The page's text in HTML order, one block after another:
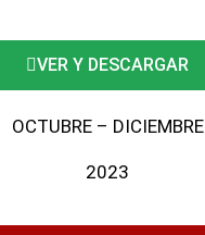
VER Y DESCARGAR
OCTUBRE – DICIEMBRE
2023